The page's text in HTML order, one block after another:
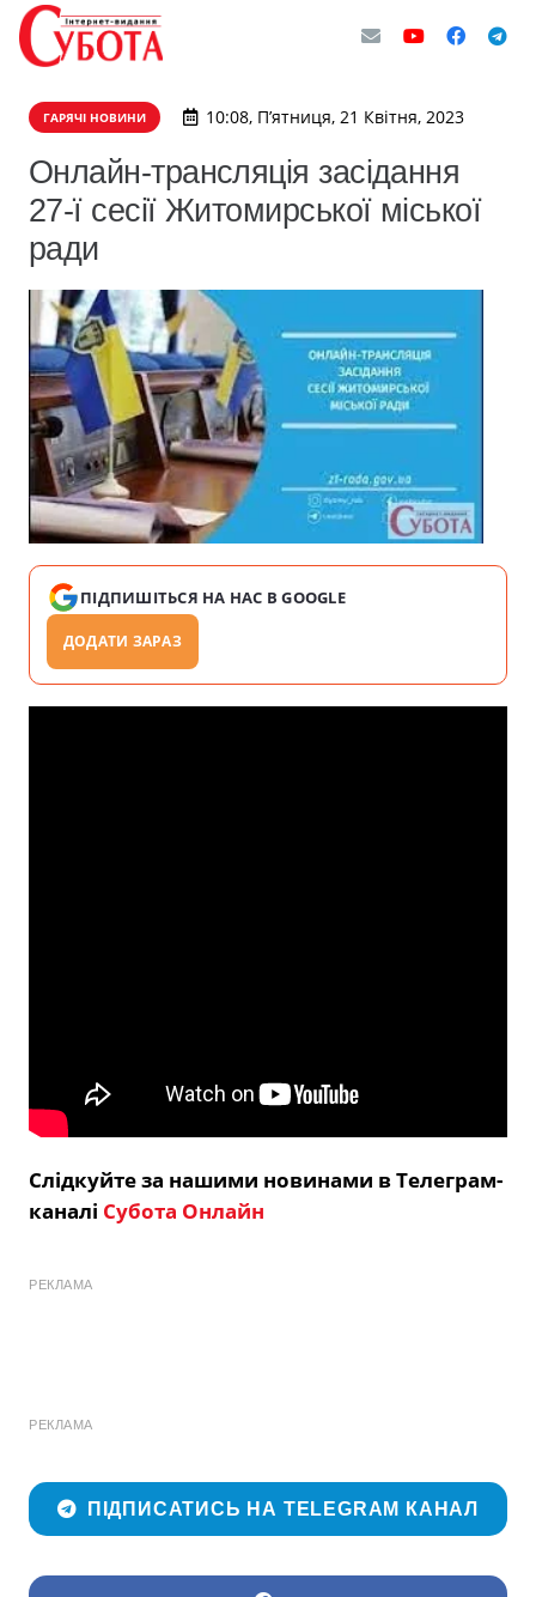
ГАРЯЧІ НОВИНИ 10:08, П’ятниця, 21 Квітня, 2023
Онлайн-трансляція засідання
27-ї сесії Житомирської міської
ради
ПІДПИШІТЬСЯ НА НАС В GOOGLE
ДОДАТИ ЗАРАЗ
Слідкуйте за нашими новинами в Телеграм-
каналі Субота Онлайн
РЕКЛАМА
РЕКЛАМА
ПІДПИСАТИСЬ НА TELEGRAM КАНАЛ